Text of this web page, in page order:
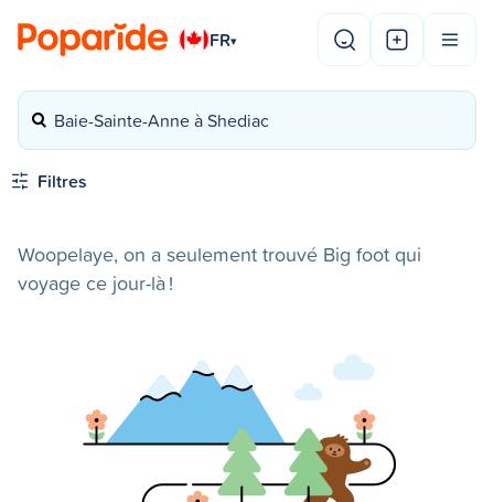
FR▾
Baie-Sainte-Anne à Shediac
Filtres
Woopelaye, on a seulement trouvé Big foot qui
voyage ce jour-là !